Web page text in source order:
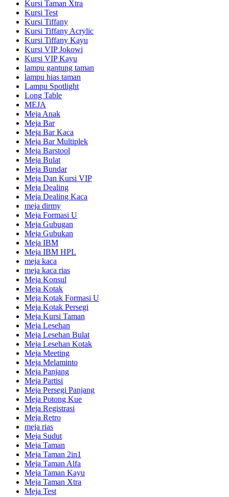
Kursi Taman Xtra
Kursi Test
Kursi Tiffany
Kursi Tiffany Acrylic
Kursi Tiffany Kayu
Kursi VIP Jokowi
Kursi VIP Kayu
lampu gantung taman
lampu hias taman
Lampu Spotlight
Long Table
MEJA
Meja Anak
Meja Bar
Meja Bar Kaca
Meja Bar Multiplek
Meja Barstool
Meja Bulat
Meja Bundar
Meja Dan Kursi VIP
Meja Dealing
Meja Dealing Kaca
meja dirmy
Meja Formasi U
Meja Gubugan
Meja Gubukan
Meja IBM
Meja IBM HPL
meja kaca
meja kaca rias
Meja Konsul
Meja Kotak
Meja Kotak Formasi U
Meja Kotak Persegi
Meja Kursi Taman
Meja Lesehan
Meja Lesehan Bulat
Meja Lesehan Kotak
Meja Meeting
Meja Melaminto
Meja Panjang
Meja Partisi
Meja Persegi Panjang
Meja Potong Kue
Meja Registrasi
Meja Retro
meja rias
Meja Sudut
Meja Taman
Meja Taman 2in1
Meja Taman Alfa
Meja Taman Kayu
Meja Taman Xtra
Meja Test